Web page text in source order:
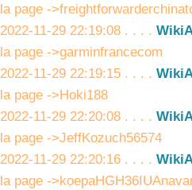
la page -
2022-11-29 22:19:08 . . . .
la page ->garminfrancecom
2022-11-29 22:19:15 . . . .
la page ->Hoki188
2022-11-29 22:20:08 . . . .
la page ->JeffKozuch56574
2022-11-29 22:20:16 . . . .
la page -